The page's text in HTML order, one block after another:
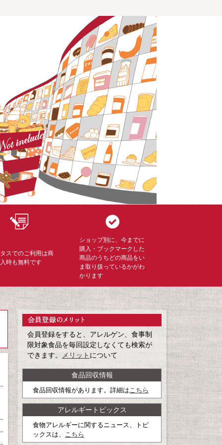
スでのご利用は商
時も無料です
ショップ別に、今までに
購入・ブックマークした
商品のうちどの商品をい
ま取り扱っているかがわ
かります
会員登録をすると、アレルゲン、食事制
限対象食品を毎回設定しなくても検索が
できます。メリットについて
食品回収情報
食品回収情報があります。詳細は こちら
アレルギートピックス
食物アレルギーに関するニュース、トピ
ックスは、
こちら